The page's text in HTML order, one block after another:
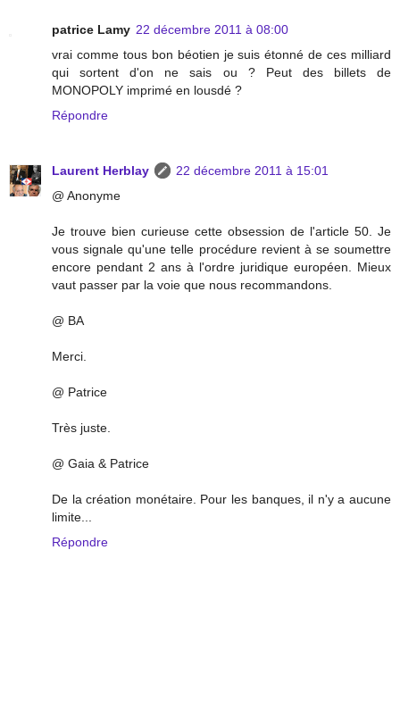
patrice Lamy 22 décembre 2011 à 08:00
vrai comme tous bon béotien je suis étonné de ces milliard
qui sortent d'on ne sais ou ? Peut des billets de
MONOPOLY imprimé en lousdé ?
Répondre
Laurent Herblay
22 décembre 2011 à 15:01
@ Anonyme
Je trouve bien curieuse cette obsession de l'article 50. Je
vous signale qu'une telle procédure revient à se soumettre
encore pendant 2 ans à l'ordre juridique européen. Mieux
vaut passer par la voie que nous recommandons.
@ BA
Merci.
@ Patrice
Très juste.
@ Gaia & Patrice
De la création monétaire. Pour les banques, il n'y a aucune
limite...
Répondre